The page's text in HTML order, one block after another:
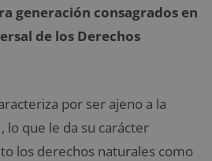
generación consagrados en
de los Derechos
por ser ajeno a la
lo que le da su carácter
los derechos naturales como